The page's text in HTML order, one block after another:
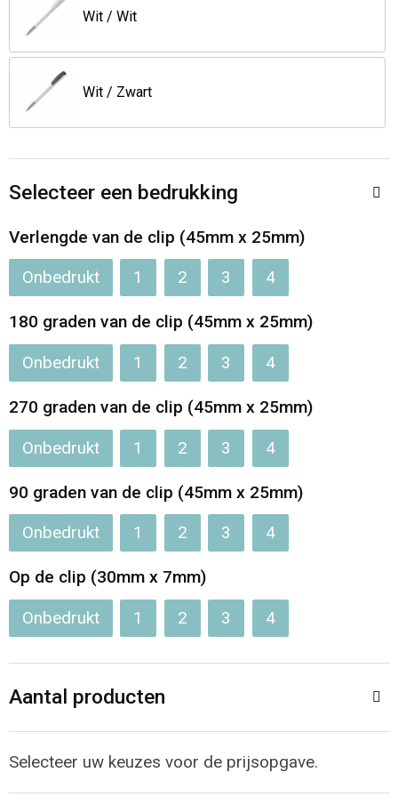
Opvouwbare tassen
Waterbestendige tassen
Bowlingtassen
Rugzakken
Wit / Wit
Wit / Zwart
Selecteer een bedrukking
Verlengde van de clip (45mm x 25mm)
Onbedrukt 1 2 3 4
180 graden van de clip (45mm x 25mm)
Onbedrukt 1 2 3 4
270 graden van de clip (45mm x 25mm)
Onbedrukt 1 2 3 4
90 graden van de clip (45mm x 25mm)
Onbedrukt 1 2 3 4
Op de clip (30mm x 7mm)
Onbedrukt 1 2 3 4
Aantal producten
Selecteer uw keuzes voor de prijsopgave.